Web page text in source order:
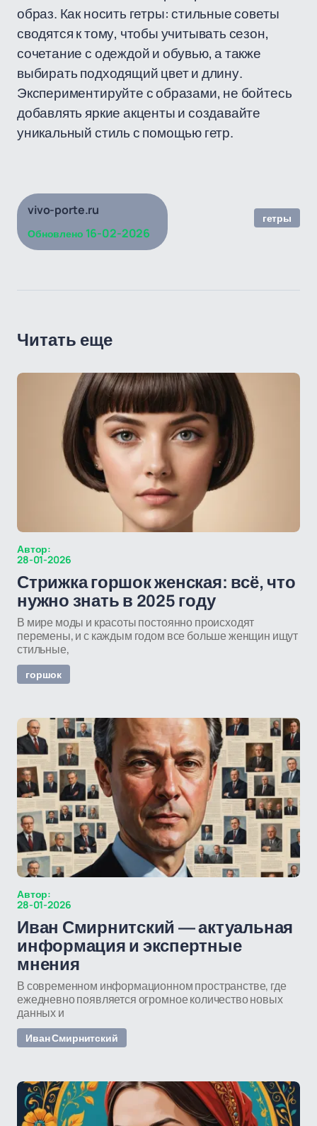
образ. Как носить гетры: стильные советы
сводятся к тому, чтобы учитывать сезон,
сочетание с одеждой и обувью, а также
выбирать подходящий цвет и длину.
Экспериментируйте с образами, не бойтесь
добавлять яркие акценты и создавайте
уникальный стиль с помощью гетр.
vivo-porte.ru
Обновлено 16-02-2026
гетры
Читать еще
Автор:
28-01-2026
Стрижка горшок женская: всё, что
нужно знать в 2025 году
В мире моды и красоты постоянно происходят
перемены, и с каждым годом все больше женщин ищут
стильные,
горшок
Автор:
28-01-2026
Иван Смирнитский — актуальная
информация и экспертные
мнения
В современном информационном пространстве, где
ежедневно появляется огромное количество новых
данных и
Иван Смирнитский